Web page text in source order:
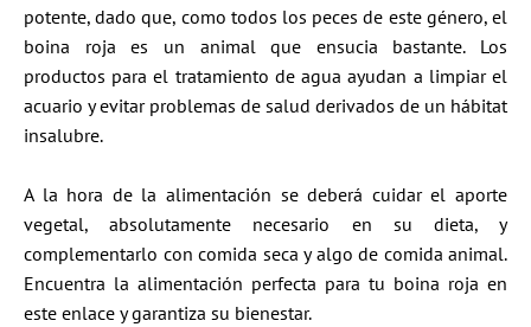
potente, dado que, como todos los peces de este género, el
boina roja es un animal que ensucia bastante. Los
productos para el tratamiento de agua ayudan a limpiar el
acuario y evitar problemas de salud derivados de un hábitat
insalubre.
A la hora de la alimentación se deberá cuidar el aporte
vegetal, absolutamente necesario en su dieta, y
complementarlo con comida seca y algo de comida animal.
Encuentra la alimentación perfecta para tu boina roja en
este enlace y garantiza su bienestar.